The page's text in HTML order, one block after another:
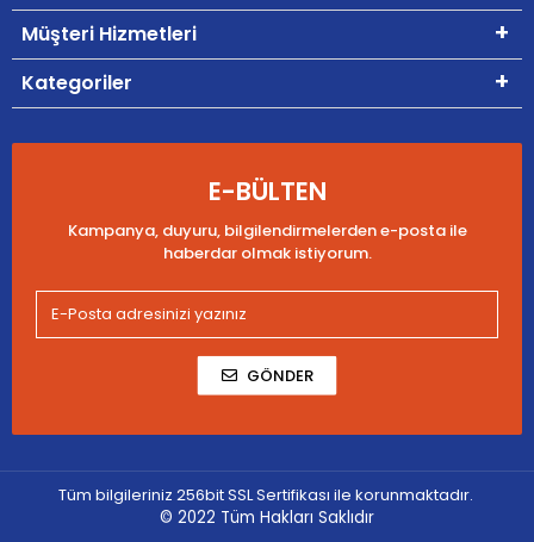
Müşteri Hizmetleri
Kategoriler
E-BÜLTEN
Kampanya, duyuru, bilgilendirmelerden e-posta ile
haberdar olmak istiyorum.
GÖNDER
Tüm bilgileriniz 256bit SSL Sertifikası ile korunmaktadır.
© 2022 Tüm Hakları Saklıdır